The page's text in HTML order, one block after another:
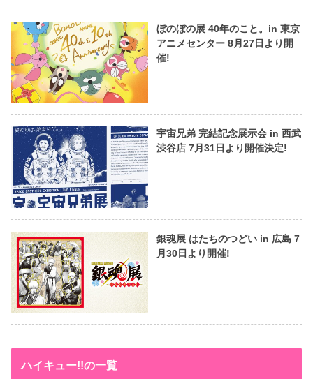
ぼのぼの展 40年のこと。in 東京
アニメセンター 8月27日より開
催!
宇宙兄弟 完結記念展示会 in 西武
渋谷店 7月31日より開催決定!
銀魂展 はたちのつどい in 広島 7
月30日より開催!
ハイキュー!!の一覧